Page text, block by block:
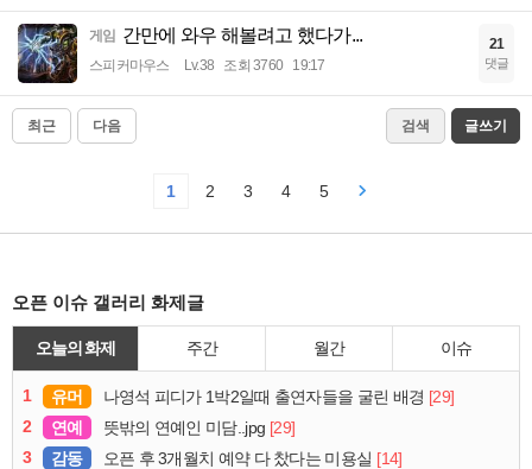
게임 간만에 와우 해볼려고 했다가...
스피커마우스 Lv.38 조회 3760 19:17
21
댓글
최근 다음 검색 글쓰기
1 2 3 4 5
오픈 이슈 갤러리 화제글
오늘의 화제 주간 월간 이슈
1 유머 나영석 피디가 1박2일때 출연자들을 굴린 배경 [29]
2
연예 뜻밖의 연예인 미담..jpg [29]
3
감동 오픈 후 3개월치 예약 다 찼다는 미용실 [14]